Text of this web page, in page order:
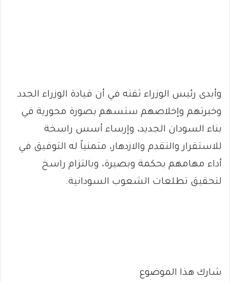
وأبدى رئيس الوزراء ثقته في أن قيادة الوزراء الجدد
وخبرتهم وإخلاصهم ستسهم بصورة محورية في
بناء السودان الجديد، وإرساء أسس راسخة
للاستقرار والتقدم والازدهار، متمنياً له التوفيق في
أداء مهامهم بحكمة وبصيرة، وبالتزام راسخ
لتحقيق تطلعات الشعوب السودانية.
شارك هذا الموضوع